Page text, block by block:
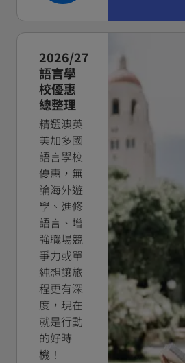
2026/27
語言學
校優惠
總整理
精選澳英
美加多國
語言學校
優惠，無
論海外遊
學、進修
語言、增
強職場競
爭力或單
純想讓旅
程更有深
度，現在
就是行動
的好時
機！